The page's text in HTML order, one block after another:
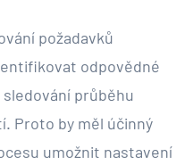
požadavků
odpovědné
průběhu
Proto by měl účinný
umožnit nastavení